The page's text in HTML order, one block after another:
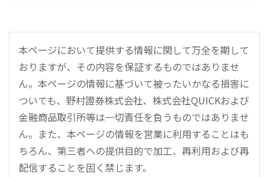
本ページにおいて提供する情報に関して万全を期して
おりますが、その内容を保証するものではありませ
ん。本ページの情報に基づいて被ったいかなる損害に
ついても、野村證券株式会社、株式会社QUICKおよび
金融商品取引所等は一切責任を負うものではありませ
ん。また、本ページの情報を営業に利用することはも
ちろん、第三者への提供目的で加工、再利用および再
配信することを固く禁じます。